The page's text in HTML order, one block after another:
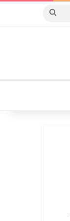
جستجو